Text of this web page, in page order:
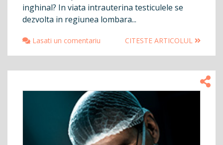
inghinal? In viata intrauterina testiculele se
dezvolta in regiunea lombara...
Lasati un comentariu CITESTE ARTICOLUL